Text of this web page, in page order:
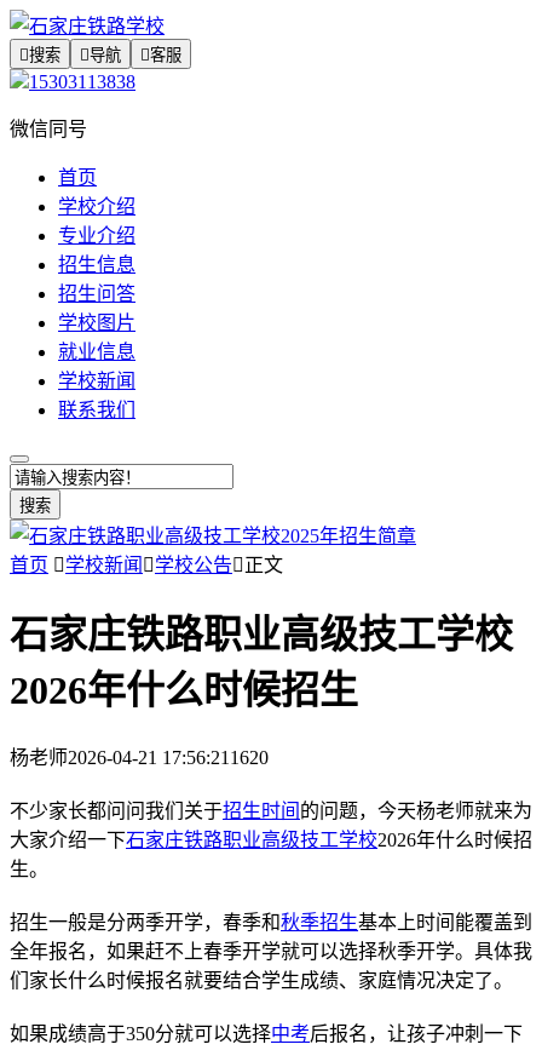
搜索 导航 客服
15303113838
微信同号
首页
学校介绍
专业介绍
招生信息
招生问答
学校图片
就业信息
学校新闻
联系我们
搜索
首页 学校新闻 学校公告正文
石家庄铁路职业高级技工学校
2026年什么时候招生
杨老师2026-04-21 17:56:21 1620
不少家长都问问我们关于招生时间 的问题，今天杨老师就来为
大家介绍一下石家庄铁路职业高级技工学校2026年什么时候招
生。
招生一般是分两季开学，春季和秋季招生基本上时间能覆盖到
全年报名，如果赶不上春季开学就可以选择秋季开学。具体我
们家长什么时候报名就要结合学生成绩、家庭情况决定了。
如果成绩高于350分就可以选择中考后报名，让孩子冲刺一下